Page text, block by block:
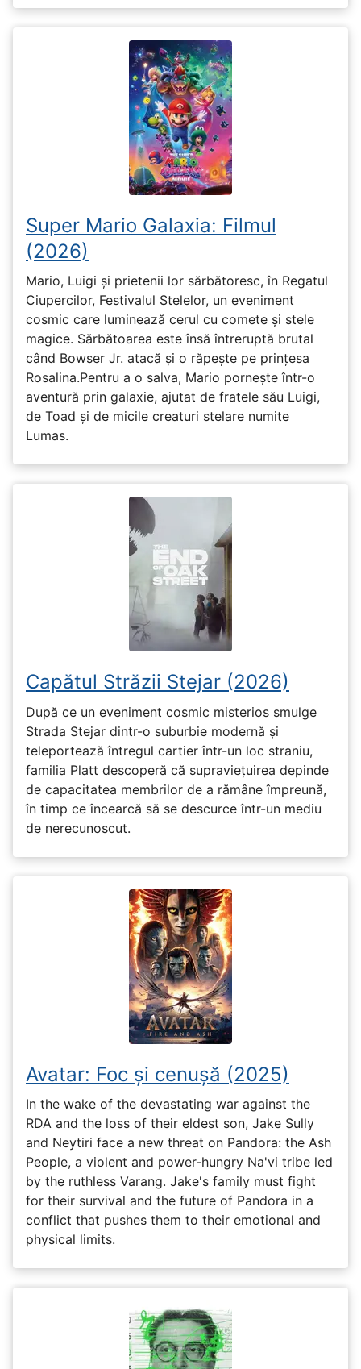
Super Mario Galaxia: Filmul
(2026)
Mario, Luigi și prietenii lor sărbătoresc, în Regatul
Ciupercilor, Festivalul Stelelor, un eveniment
cosmic care luminează cerul cu comete și stele
magice. Sărbătoarea este însă întreruptă brutal
când Bowser Jr. atacă și o răpește pe prinţesa
Rosalina.Pentru a o salva, Mario pornește într-o
aventură prin galaxie, ajutat de fratele său Luigi,
de Toad și de micile creaturi stelare numite
Lumas.
Capătul Străzii Stejar (2026)
După ce un eveniment cosmic misterios smulge
Strada Stejar dintr-o suburbie modernă și
teleportează întregul cartier într-un loc straniu,
familia Platt descoperă că supraviețuirea depinde
de capacitatea membrilor de a rămâne împreună,
în timp ce încearcă să se descurce într-un mediu
de nerecunoscut.
Avatar: Foc și cenușă (2025)
In the wake of the devastating war against the
RDA and the loss of their eldest son, Jake Sully
and Neytiri face a new threat on Pandora: the Ash
People, a violent and power-hungry Na'vi tribe led
by the ruthless Varang. Jake's family must fight
for their survival and the future of Pandora in a
conflict that pushes them to their emotional and
physical limits.